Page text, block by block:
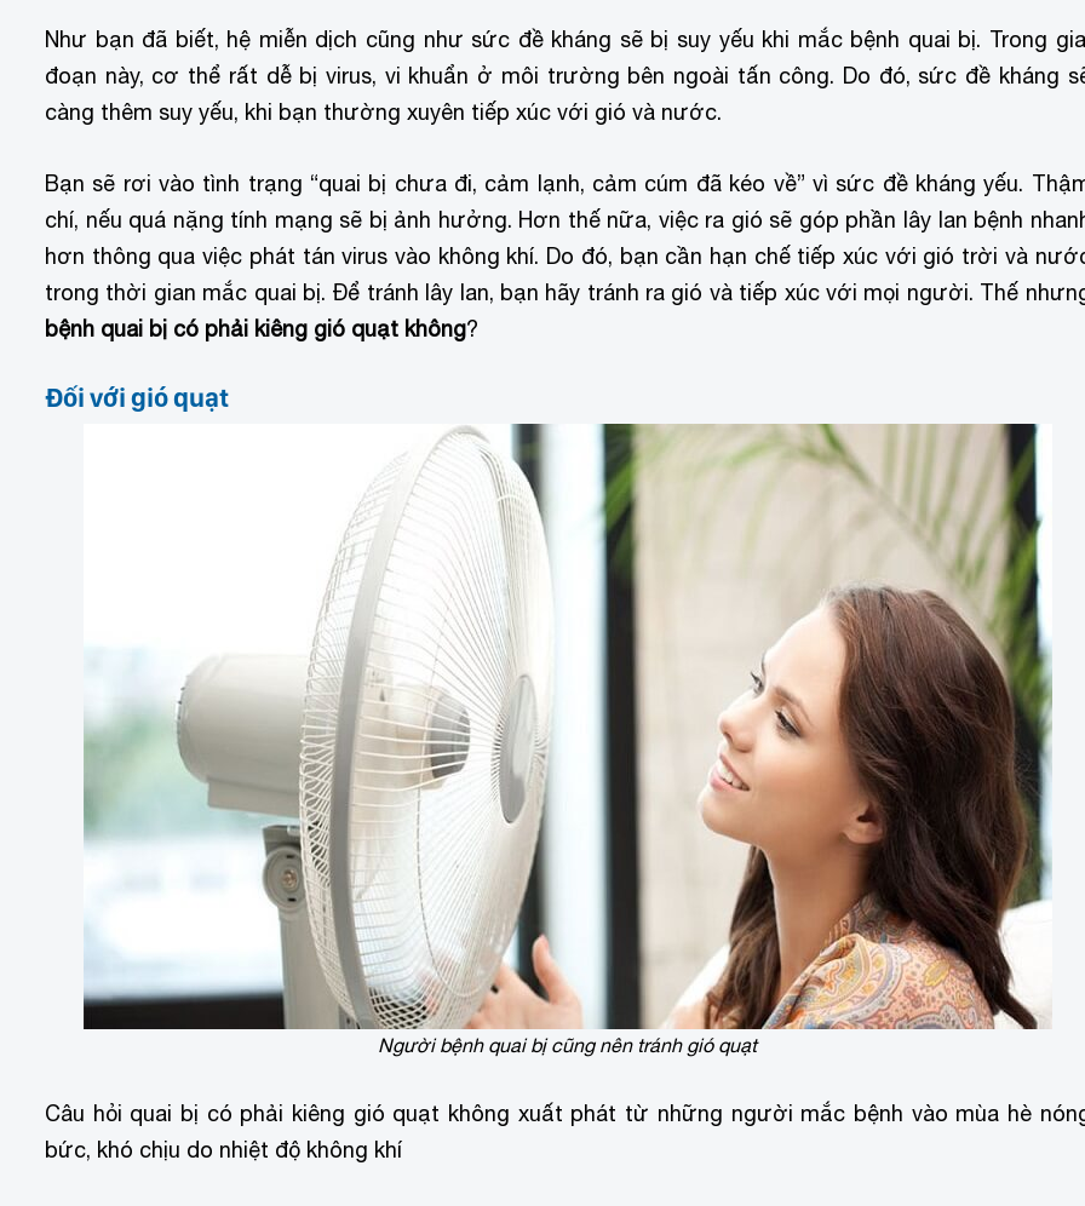
Như bạn đã biết, hệ miễn dịch cũng như sức đề kháng sẽ bị suy yếu khi mắc bệnh quai bị. Trong
đoạn này, cơ thể rất dễ bị virus, vi khuẩn ở môi trường bên ngoài tấn công. Do đó, sức đề kháng
càng thêm suy yếu, khi bạn thường xuyên tiếp xúc với gió và nước.
Bạn sẽ rơi vào tình trạng “quai bị chưa đi, cảm lạnh, cảm cúm đã kéo về” vì sức đề kháng yếu.
chí, nếu quá nặng tính mạng sẽ bị ảnh hưởng. Hơn thế nữa, việc ra gió sẽ góp phần lây lan bệnh
hơn thông qua việc phát tán virus vào không khí. Do đó, bạn cần hạn chế tiếp xúc với gió trời và
trong thời gian mắc quai bị. Để tránh lây lan, bạn hãy tránh ra gió và tiếp xúc với mọi người. Thế
bệnh quai bị có phải kiêng gió quạt không?
Đối với gió quạt
Người bệnh quai bị cũng nên tránh gió quạt
Câu hỏi quai bị có phải kiêng gió quạt không xuất phát từ những người mắc bệnh vào mùa hè
bức, khó chịu do nhiệt độ không khí